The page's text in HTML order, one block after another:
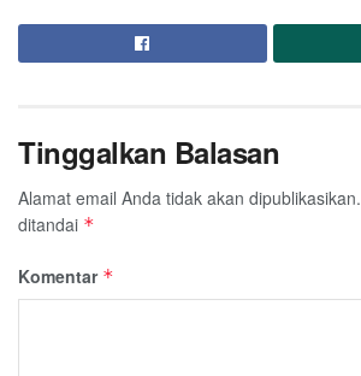
Tinggalkan Balasan
Alamat email Anda tidak akan dipublikasikan.
ditandai *
Komentar *